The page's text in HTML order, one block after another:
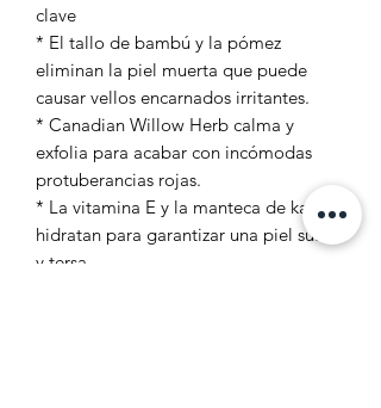
clave
* El tallo de bambú y la pómez
eliminan la piel muerta que puede
causar vellos encarnados irritantes.
* Canadian Willow Herb calma y
exfolia para acabar con incómodas
protuberancias rojas.
* La vitamina E y la manteca de karité
hidratan para garantizar una piel suave
y tersa.